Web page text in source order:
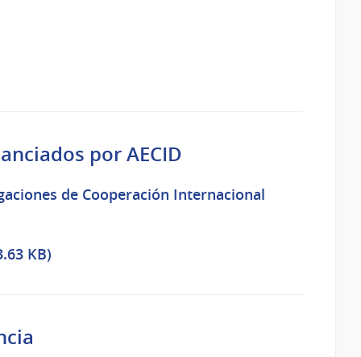
por AECID
de Cooperación Internacional
KB)